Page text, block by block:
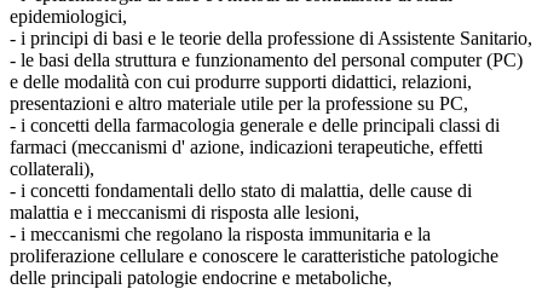
epidemiologici,
- i principi di basi e le teorie della professione di Assistente Sanitario,
- le basi della struttura e funzionamento del personal computer (PC)
e delle modalità con cui produrre supporti didattici, relazioni,
presentazioni e altro materiale utile per la professione su PC,
- i concetti della farmacologia generale e delle principali classi di
farmaci (meccanismi d' azione, indicazioni terapeutiche, effetti
collaterali),
- i concetti fondamentali dello stato di malattia, delle cause di
malattia e i meccanismi di risposta alle lesioni,
- i meccanismi che regolano la risposta immunitaria e la
proliferazione cellulare e conoscere le caratteristiche patologiche
delle principali patologie endocrine e metaboliche,